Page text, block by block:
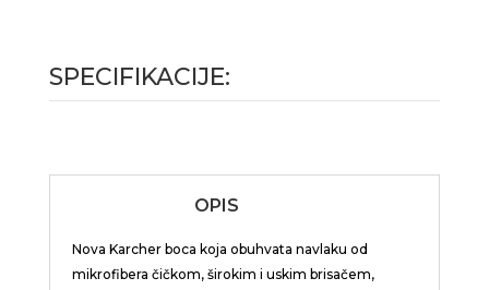
SPECIFIKACIJE:
OPIS
Nova Karcher boca koja obuhvata navlaku od
mikrofibera čičkom, širokim i uskim brisačem,